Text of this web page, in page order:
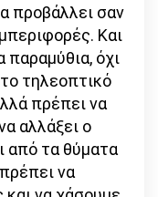
προβάλλει σαν
Και
παραμύθια, όχι
τηλεοπτικό
πρέπει να
αλλάξει ο
από τα θύματα
να